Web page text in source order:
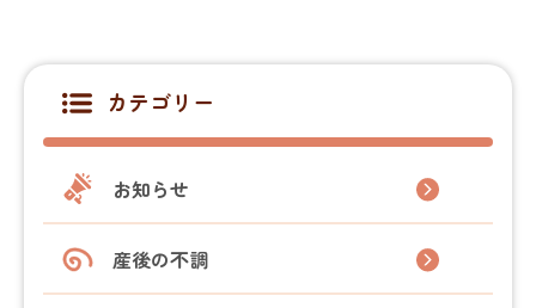
カテゴリー
お知らせ
産後の不調